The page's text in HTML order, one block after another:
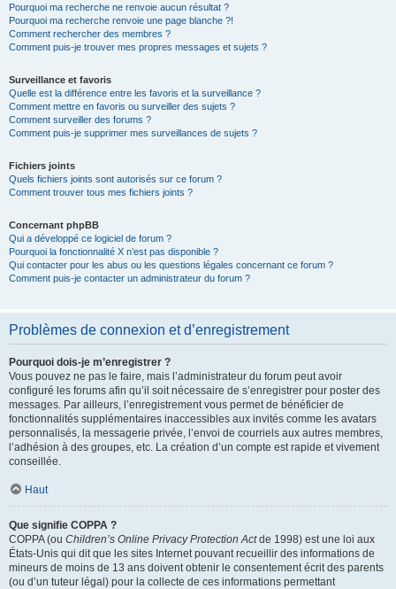
Pourquoi ma recherche ne renvoie aucun résultat ?
Pourquoi ma recherche renvoie une page blanche ?!
Comment rechercher des membres ?
Comment puis-je trouver mes propres messages et sujets ?
Surveillance et favoris
Quelle est la différence entre les favoris et la surveillance ?
Comment mettre en favoris ou surveiller des sujets ?
Comment surveiller des forums ?
Comment puis-je supprimer mes surveillances de sujets ?
Fichiers joints
Quels fichiers joints sont autorisés sur ce forum ?
Comment trouver tous mes fichiers joints ?
Concernant phpBB
Qui a développé ce logiciel de forum ?
Pourquoi la fonctionnalité X n’est pas disponible ?
Qui contacter pour les abus ou les questions légales concernant ce forum ?
Comment puis-je contacter un administrateur du forum ?
Problèmes de connexion et d’enregistrement
Pourquoi dois-je m’enregistrer ?
Vous pouvez ne pas le faire, mais l’administrateur du forum peut avoir
configuré les forums afin qu’il soit nécessaire de s’enregistrer pour poster des
messages. Par ailleurs, l’enregistrement vous permet de bénéficier de
fonctionnalités supplémentaires inaccessibles aux invités comme les avatars
personnalisés, la messagerie privée, l’envoi de courriels aux autres membres,
l’adhésion à des groupes, etc. La création d’un compte est rapide et vivement
conseillée.
Haut
Que signifie COPPA ?
COPPA (ou Children’s Online Privacy Protection Actde 1998) est une loi aux
États-Unis qui dit que les sites Internet pouvant recueillir des informations de
mineurs de moins de 13 ans doivent obtenir le consentement écrit des parents
(ou d’un tuteur légal) pour la collecte de ces informations permettant